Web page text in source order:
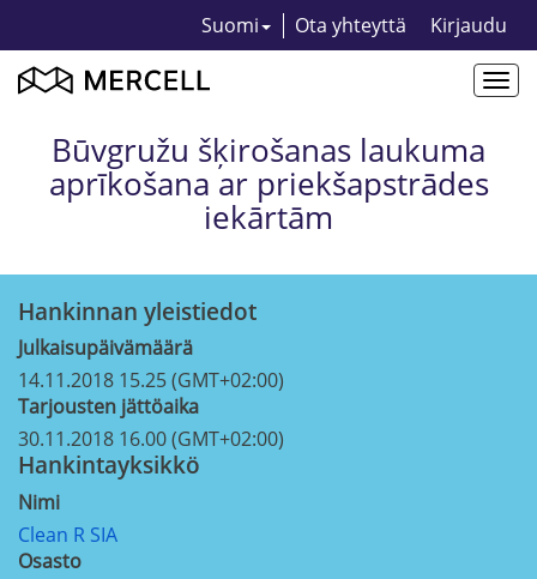
Suomi Ota yhteyttä Kirjaudu
Būvgružu šķirošanas laukuma
aprīkošana ar priekšapstrādes
iekārtām
Hankinnan yleistiedot
Julkaisupäivämäärä
14.11.2018 15.25 (GMT+02:00)
Tarjousten jättöaika
30.11.2018 16.00 (GMT+02:00)
Hankintayksikkö
Nimi
Clean R SIA
Osasto